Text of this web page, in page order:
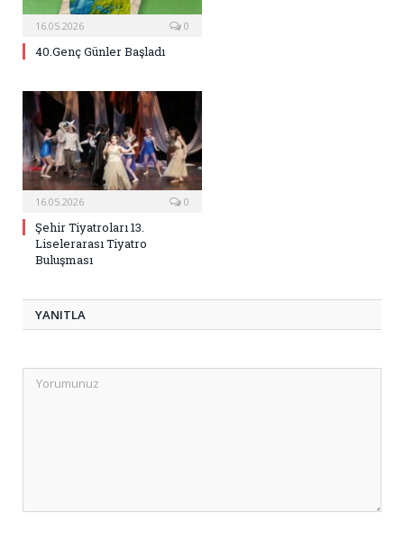
16.05.2026 0
40.Genç Günler Başladı
16.05.2026 0
Şehir Tiyatroları 13.
Liselerarası Tiyatro
Buluşması
YANITLA